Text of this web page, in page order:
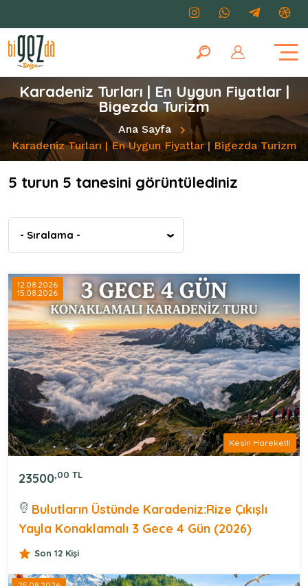
Karadeniz Turları | En Uygun Fiyatlar |
Bigezda Turizm
Ana Sayfa
Karadeniz Turları | En Uygun Fiyatlar | Bigezda Turizm
5 turun 5 tanesini görüntülediniz
- Sıralama -
12.08.2026
15.08.2026
Kesin Hareketli
23500,00 TL
Bulutların Üstünde Karadeniz:Rize Çıkışlı
Yayla Konaklamalı 3 Gece 4 Gün (2026)
Son 12 Kişi